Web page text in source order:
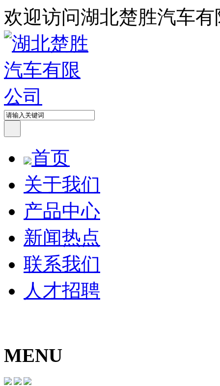
欢迎访问湖北楚胜汽车
首页
关于我们
产品中心
新闻热点
联系我们
人才招聘
MENU